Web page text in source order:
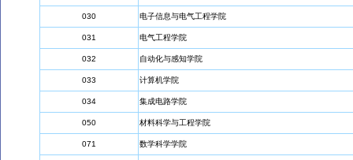
030 电子信息与电气工程学院
031 电气工程学院
032 自动化与感知学院
033 计算机学院
034 集成电路学院
050 材料科学与工程学院
071 数学科学学院